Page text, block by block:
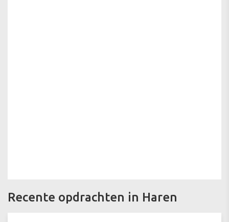
Recente opdrachten in Haren